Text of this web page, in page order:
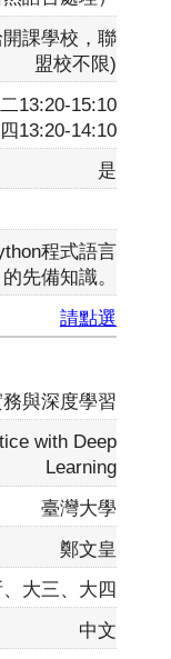
課學校，聯
盟校不限)
13:20-15:10
13:20-14:10
是
程式語言
的先備知識。
請點選
與深度學習
with Deep
Learning
臺灣大學
鄭文皇
大三、大四
中文